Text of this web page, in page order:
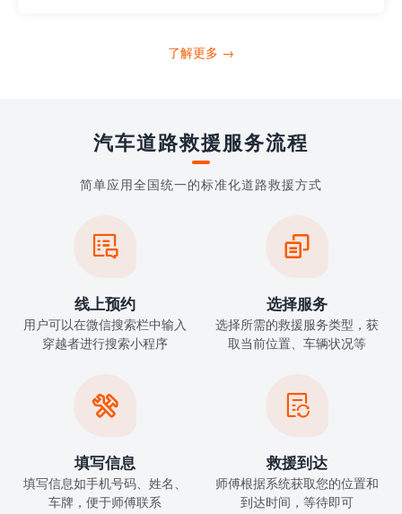
了解更多 →
汽车道路救援服务流程
简单应用全国统一的标准化道路救援方式

线上预约
用户可以在微信搜索栏中输入
穿越者进行搜索小程序

选择服务
选择所需的救援服务类型，获
取当前位置、车辆状况等

填写信息
填写信息如手机号码、姓名、
车牌，便于师傅联系

救援到达
师傅根据系统获取您的位置和
到达时间，等待即可